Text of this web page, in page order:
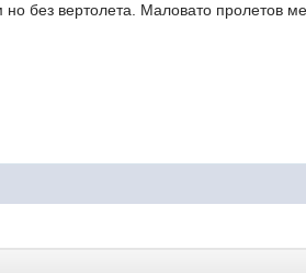
без вертолета. Маловато пролетов